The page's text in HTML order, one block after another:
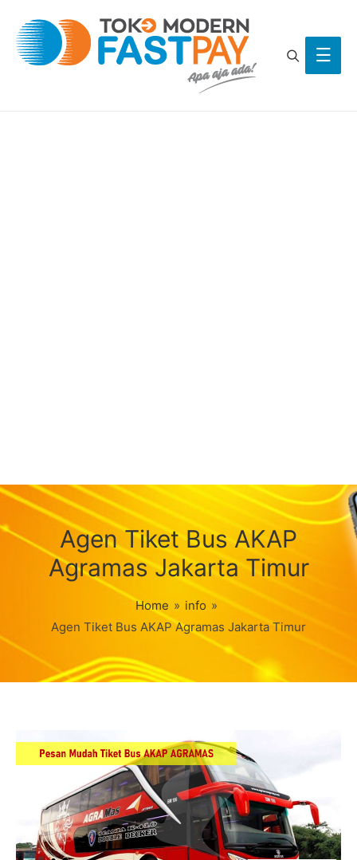
Main
Search
Agen Tiket Bus AKAP
Agramas Jakarta Timur
Home » info »
Agen Tiket Bus AKAP Agramas Jakarta Timur